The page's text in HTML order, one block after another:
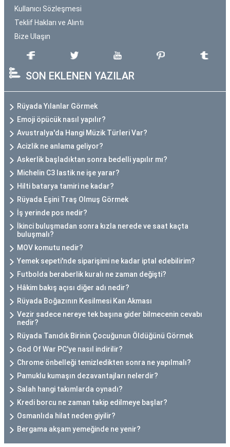
Kullanıcı Sözleşmesi
Teklif Hakları ve Alıntı
Bize Ulaşın
SON EKLENEN YAZILAR
Rüyada Yılanlar Görmek
Emoji öpücük nasıl yapılır?
Avustralya'da Hangi Müzik Türleri Var?
Acizlik ne anlama geliyor?
Askerlik başladıktan sonra bedelli yapılır mı?
Michelin C3 lastik ne işe yarar?
Hilti batarya tamiri ne kadar?
Rüyada Eşini Traş Olmuş Görmek
İş yerinde pos nedir?
İkinci buluşmadan sonra kızla nerede ve saat kaçta
buluşmalı?
MOV komutu nedir?
Yemek sepeti'nde siparişimi ne kadar iptal edebilirim?
Futbolda beraberlik kuralı ne zaman değişti?
Hâkim bakış açısı diğer adı nedir?
Rüyada Boğazının Kesilmesi Kan Akması
Vezir sadece nereye tek başına gider bilmecenin cevabı
nedir?
Rüyada Tanıdık Birinin Çocuğunun Öldüğünü Görmek
God Of War PC'ye nasıl indirilir?
Chrome önbelleği temizledikten sonra ne yapılmalı?
Pamuklu kumaşın dezavantajları nelerdir?
Salah hangi takımlarda oynadı?
Kredi borcu ne zaman takip edilmeye başlar?
Osmanlıda hilat neden giyilir?
Bergama akşam yemeğinde ne yenir?